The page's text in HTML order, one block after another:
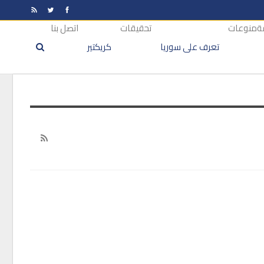
منوعات
تعرف على سوريا
تحقيقات
كريكتير
اتصل بنا